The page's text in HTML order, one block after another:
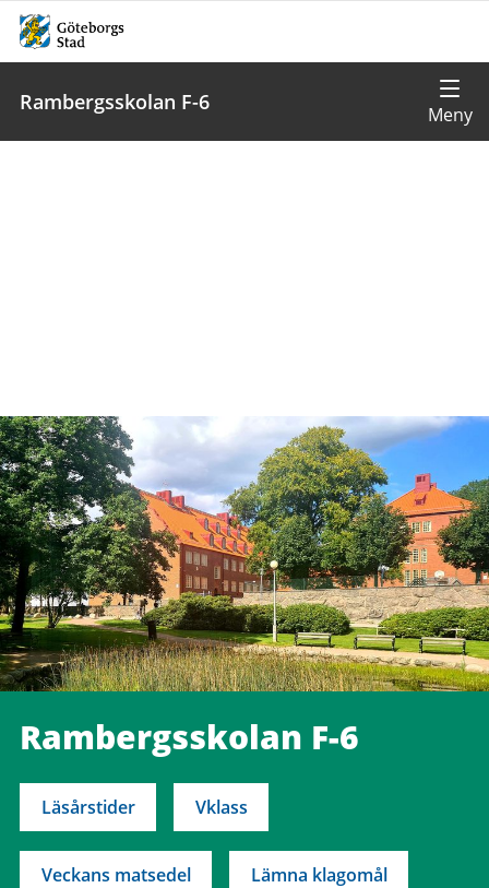
Rambergsskolan F-6
Rambergsskolan F-6
Läsårstider Vklass
Veckans matsedel Lämna klagomål